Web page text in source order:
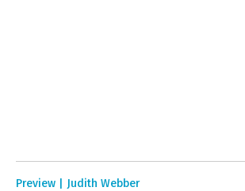
Preview | Judith Webber